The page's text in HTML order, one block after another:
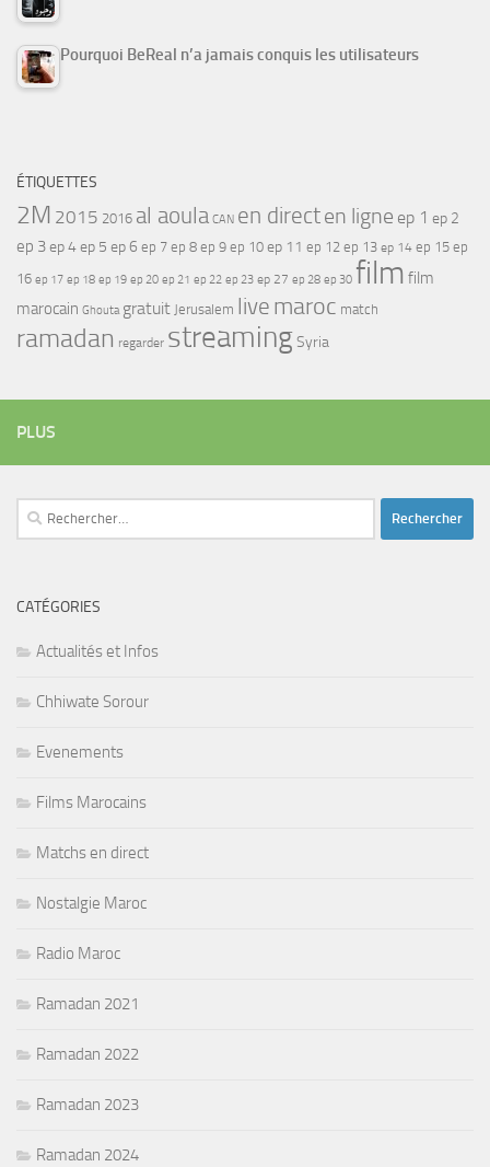
Pourquoi BeReal n’a jamais conquis les utilisateurs
ÉTIQUETTES
2M 2015 2016 al aoula CAN en directen ligne ep 1 ep 2
ep 3ep 4ep 5 ep 6 ep 7 ep 8 ep 9 ep 10 ep 11 ep 12 ep 13 ep 14 ep 15 ep
16 ep 17 ep 18 ep 19 ep 20 ep 21 ep 22 ep 23 ep 27 ep 28 ep 30 film film
marocain Ghouta gratuit Jerusalem live maroc match
ramadan regarder streamingSyria
PLUS
Rechercher :
CATÉGORIES
Actualités et Infos
Chhiwate Sorour
Evenements
Films Marocains
Matchs en direct
Nostalgie Maroc
Radio Maroc
Ramadan 2021
Ramadan 2022
Ramadan 2023
Ramadan 2024